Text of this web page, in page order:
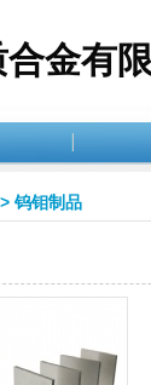
金有
> 钨钼制品